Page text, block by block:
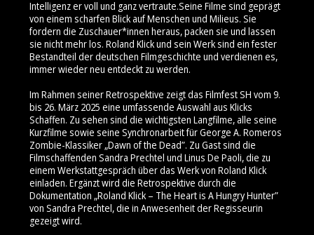
Intelligenz er voll und ganz vertraute.Seine Filme sind geprägt
von einem scharfen Blick auf Menschen und Milieus. Sie
fordern die Zuschauer*innen heraus, packen sie und lassen
sie nicht mehr los. Roland Klick und sein Werk sind ein fester
Bestandteil der deutschen Filmgeschichte und verdienen es,
immer wieder neu entdeckt zu werden.
Im Rahmen seiner Retrospektive zeigt das Filmfest SH vom 9.
bis 26. März 2025 eine umfassende Auswahl aus Klicks
Schaffen. Zu sehen sind die wichtigsten Langfilme, alle seine
Kurzfilme sowie seine Synchronarbeit für George A. Romeros
Zombie-Klassiker„Dawn of the Dead”. Zu Gast sind die
Filmschaffenden Sandra Prechtel und Linus De Paoli, die zu
einem Werkstattgespräch über das Werk von Roland Klick
einladen. Ergänzt wird die Retrospektive durch die
Dokumentation „Roland Klick – The Heart is A Hungry Hunter”
von Sandra Prechtel, die in Anwesenheit der Regisseurin
gezeigt wird.